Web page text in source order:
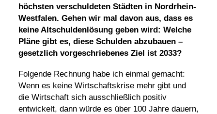
höchsten verschuldeten Städten in Nordrhein-
Westfalen. Gehen wir mal davon aus, dass es
keine Altschuldenlösung geben wird: Welche
Pläne gibt es, diese Schulden abzubauen –
gesetzlich vorgeschriebenes Ziel ist 2033?
Folgende Rechnung habe ich einmal gemacht:
Wenn es keine Wirtschaftskrise mehr gibt und
die Wirtschaft sich ausschließlich positiv
entwickelt, dann würde es über 100 Jahre dauern,